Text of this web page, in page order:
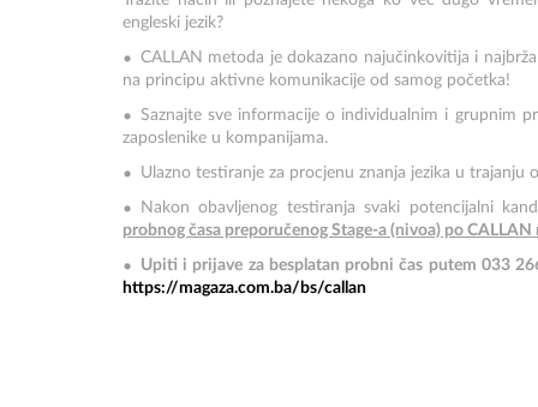
engleski jezik?
CALLAN metoda je dokazano najučinkovitija i
na principu aktivne komunikacije od samog početka!
Saznajte sve informacije o individualnim i grupnim
zaposlenike u kompanijama.
Ulazno testiranje za procjenu znanja jezika u trajanju
Nakon obavljenog testiranja svaki potencijalni
probnog časa preporučenog Stage-a (nivoa) po
Upiti i prijave za besplatan probni čas putem 033
https://magaza.com.ba/bs/callan